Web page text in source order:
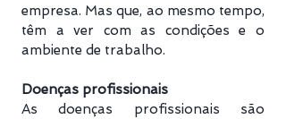
empresa. Mas que, ao mesmo tempo,
têm a ver com as condições e o
ambiente de trabalho.
Doenças profissionais
As doenças profissionais são